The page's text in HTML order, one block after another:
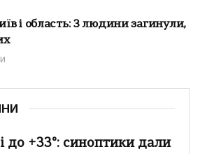
і область: 3 людини загинули,
до +33°: синоптики дали